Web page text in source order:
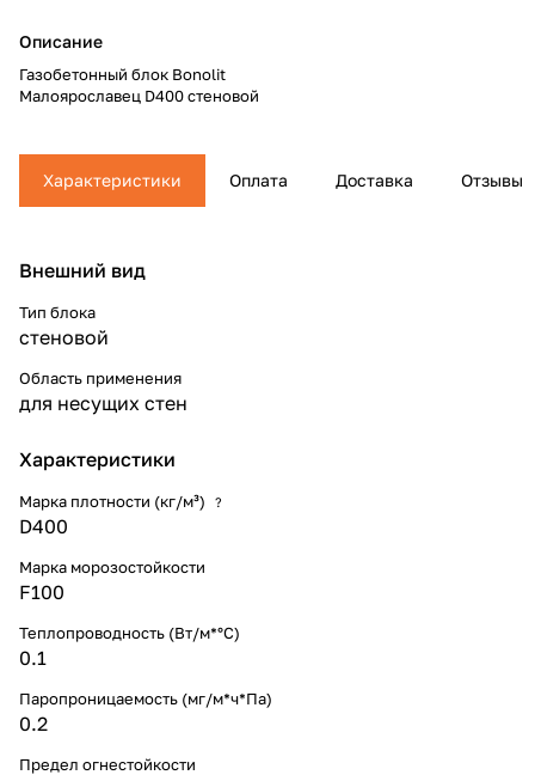
Описание
Газобетонный блок Bonolit
Малоярославец D400 стеновой
Характеристики Оплата Доставка Отзывы
Внешний вид
Тип блока
стеновой
Область применения
для несущих стен
Характеристики
Марка плотности (кг/м³) ?
D400
Марка морозостойкости
F100
Теплопроводность (Вт/м*°С)
0.1
Паропроницаемость (мг/м*ч*Па)
0.2
Предел огнестойкости